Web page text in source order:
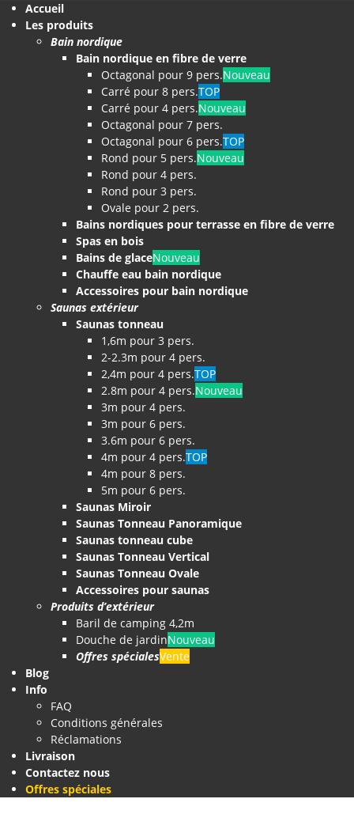
Accueil
Les produits
Bain nordique
Bain nordique en fibre de verre
Octagonal pour 9 pers.Nouveau
Carré pour 8 pers.TOP
Carré pour 4 pers.Nouveau
Octagonal pour 7 pers.
Octagonal pour 6 pers.TOP
Rond pour 5 pers.Nouveau
Rond pour 4 pers.
Rond pour 3 pers.
Ovale pour 2 pers.
Bains nordiques pour terrasse en fibre de verre
Spas en bois
Bains de glaceNouveau
Chauffe eau bain nordique
Accessoires pour bain nordique
Saunas extérieur
Saunas tonneau
1,6m pour 3 pers.
2-2.3m pour 4 pers.
2,4m pour 4 pers.TOP
2.8m pour 4 pers.Nouveau
3m pour 4 pers.
3m pour 6 pers.
3.6m pour 6 pers.
4m pour 4 pers.TOP
4m pour 8 pers.
5m pour 6 pers.
Saunas Miroir
Saunas Tonneau Panoramique
Saunas tonneau cube
Saunas Tonneau Vertical
Saunas Tonneau Ovale
Accessoires pour saunas
Produits d’extérieur
Baril de camping 4,2m
Douche de jardinNouveau
Offres spécialesVente
Blog
Info
FAQ
Conditions générales
Réclamations
Livraison
Contactez nous
Offres spéciales